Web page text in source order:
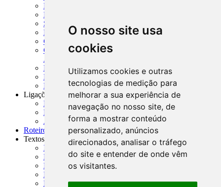
O nosso site usa
cookies
Utilizamos cookies e outras
tecnologias de medição para
melhorar a sua experiência de
navegação no nosso site, de
forma a mostrar conteúdo
personalizado, anúncios
direcionados, analisar o tráfego
do site e entender de onde vêm
os visitantes.
MTVM - Manual de Títulos e Valores Mobiliários
MCR - Manual de Crédito Rural
SISORF - Manual de Organização do SFN
MASUP - Manual de Supervisão Bancária
CADOC - Catálogo de Documentos
CNAE-CONCLA - Classificação Nacional de
Atividades Econômicas
PMF - Cartilhas do BCB
Manuais Auxiliares do BCB e Cosif-e
Resenhas Diárias Governamentais
Ligações Externas
Links Úteis
Presidência da República
Agências Nacionais Reguladoras
Roteiros para Estudos
Textos
Índice de Textos
Editorial
Monografias
Na Imprensa
Fórum de Discussão